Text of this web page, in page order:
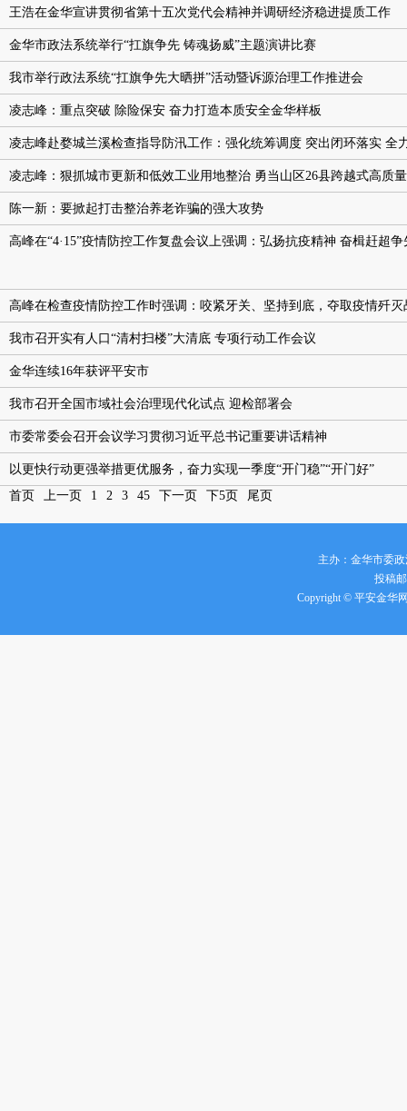
王浩在金华宣讲贯彻省第十五次党代会精神并调研经济稳进提质工作
金华市政法系统举行“扛旗争先 铸魂扬威”主题演讲比赛
我市举行政法系统“扛旗争先大晒拼”活动暨诉源治理工作推进会
凌志峰：重点突破 除险保安 奋力打造本质安全金华样板
凌志峰赴婺城兰溪检查指导防汛工作：强化统筹调度 突出闭环落实 全
凌志峰：狠抓城市更新和低效工业用地整治 勇当山区26县跨越式高质
陈一新：要掀起打击整治养老诈骗的强大攻势
高峰在“4·15”疫情防控工作复盘会议上强调：弘扬抗疫精神 奋楫赶超
高峰在检查疫情防控工作时强调：咬紧牙关、坚持到底，夺取疫情歼
我市召开实有人口“清村扫楼”大清底 专项行动工作会议
金华连续16年获评平安市
我市召开全国市域社会治理现代化试点 迎检部署会
市委常委会召开会议学习贯彻习近平总书记重要讲话精神
以更快行动更强举措更优服务，奋力实现一季度“开门稳”“开门好”
首页
上一页 1 2 3 45 下一页 下5页 尾页
主办：金华市委
投稿
Copyright © 平安金华